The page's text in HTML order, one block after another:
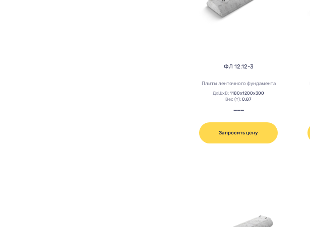
ФЛ 12.12-3
Плиты ленточного фундамента
ДхШхВ:1180х1200х300
Вес (т):0.87
———
Запросить цену